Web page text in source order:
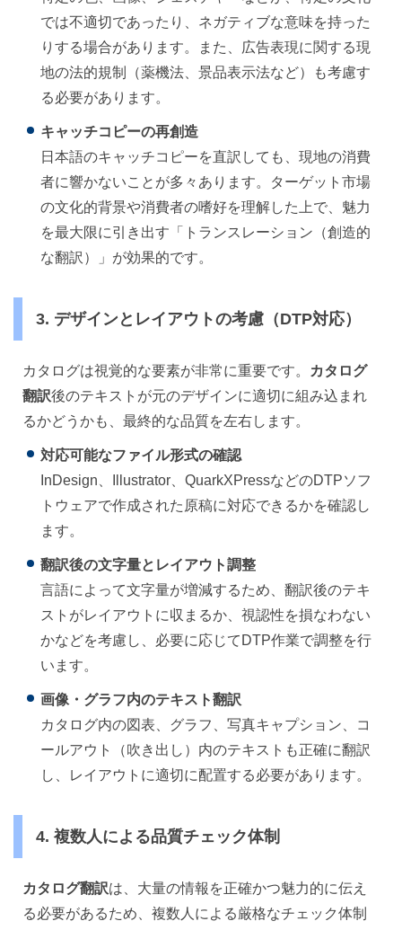
では不適切であったり、ネガティブな意味を持った
りする場合があります。また、広告表現に関する現
地の法的規制（薬機法、景品表示法など）も考慮す
る必要があります。
キャッチコピーの再創造
日本語のキャッチコピーを直訳しても、現地の消費
者に響かないことが多々あります。ターゲット市場
の文化的背景や消費者の嗜好を理解した上で、魅力
を最大限に引き出す「トランスレーション（創造的
な翻訳）」が効果的です。
3. デザインとレイアウトの考慮（DTP対応）
カタログは視覚的な要素が非常に重要です。
カタログ
翻訳後のテキストが元のデザインに適切に組み込まれ
るかどうかも、最終的な品質を左右します。
対応可能なファイル形式の確認
InDesign、Illustrator、QuarkXPressなどのDTPソフ
トウェアで作成された原稿に対応できるかを確認し
ます。
翻訳後の文字量とレイアウト調整
言語によって文字量が増減するため、翻訳後のテキ
ストがレイアウトに収まるか、視認性を損なわない
かなどを考慮し、必要に応じてDTP作業で調整を行
います。
画像・グラフ内のテキスト翻訳
カタログ内の図表、グラフ、写真キャプション、コ
ールアウト（吹き出し）内のテキストも正確に翻訳
し、レイアウトに適切に配置する必要があります。
4. 複数人による品質チェック体制
カタログ翻訳は、大量の情報を正確かつ魅力的に伝え
る必要があるため、複数人による厳格なチェック体制